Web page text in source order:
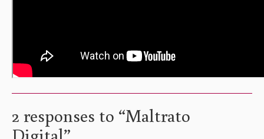
2 responses to “Maltrato